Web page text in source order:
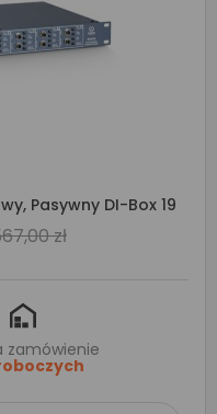
Pasywny DI-Box 19
zł
zamówienie